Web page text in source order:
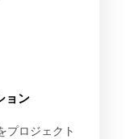
ョン
プロジェクト